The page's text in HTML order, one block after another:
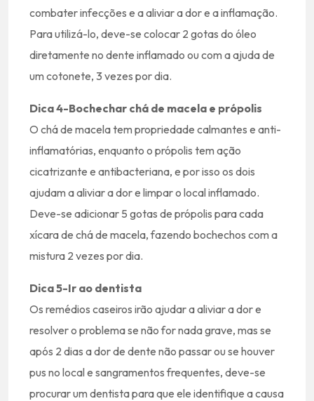
combater infecções e a aliviar a dor e a inflamação.
Para utilizá-lo, deve-se colocar 2 gotas do óleo
diretamente no dente inflamado ou com a ajuda de
um cotonete, 3 vezes por dia.
Dica 4-Bochechar chá de macela e própolis
O chá de macela tem propriedade calmantes e anti-
inflamatórias, enquanto o própolis tem ação
cicatrizante e antibacteriana, e por isso os dois
ajudam a aliviar a dor e limpar o local inflamado.
Deve-se adicionar 5 gotas de própolis para cada
xícara de chá de macela, fazendo bochechos com a
mistura 2 vezes por dia.
Dica 5-Ir ao dentista
Os remédios caseiros irão ajudar a aliviar a dor e
resolver o problema se não for nada grave, mas se
após 2 dias a dor de dente não passar ou se houver
pus no local e sangramentos frequentes, deve-se
procurar um dentista para que ele identifique a causa